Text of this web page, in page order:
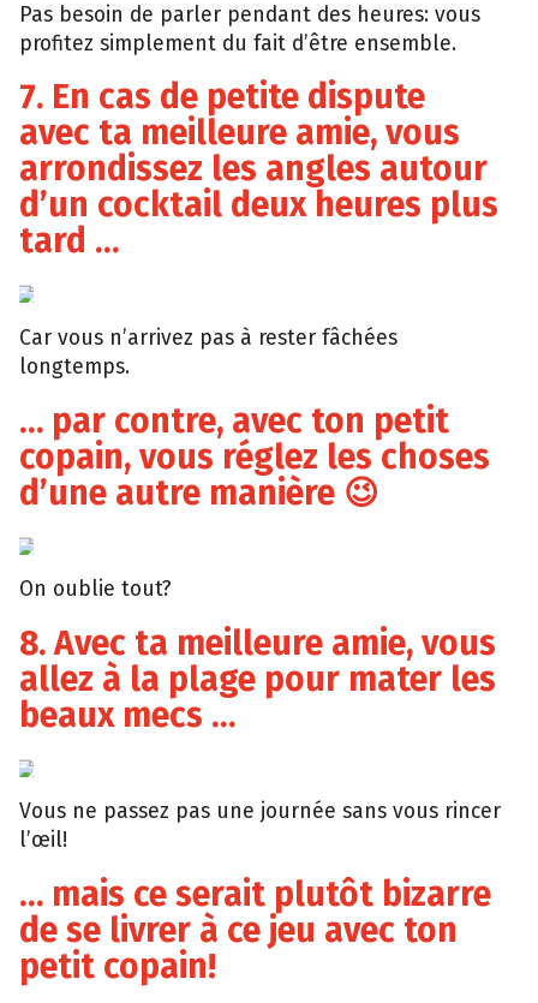
Pas besoin de parler pendant des heures: vous
profitez simplement du fait d’être ensemble.
7. En cas de petite dispute
avec ta meilleure amie, vous
arrondissez les angles autour
d’un cocktail deux heures plus
tard …
Buzzfeed
Car vous n’arrivez pas à rester fâchées
longtemps.
… par contre, avec ton petit
copain, vous réglez les choses
d’une autre manière 😉
Lanueva
On oublie tout?
8. Avec ta meilleure amie, vous
allez à la plage pour mater les
beaux mecs …
Giphy
Vous ne passez pas une journée sans vous rincer
l’œil!
… mais ce serait plutôt bizarre
de se livrer à ce jeu avec ton
petit copain!